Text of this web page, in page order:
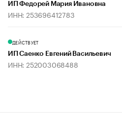
ИП Федорей Мария Ивановна
ИНН: 253696412783
ДЕЙСТВУЕТ
ИП Саенко Евгений Васильевич
ИНН: 252003068488